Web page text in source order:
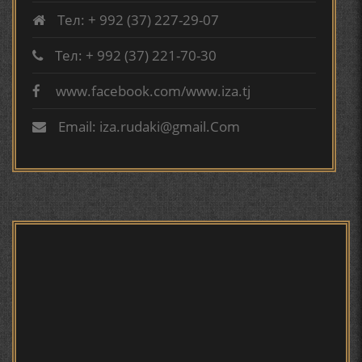
Сайри осорхона - Мирзо
ТАҶАССУМИ ҲАСБИ ҲОЛ ДАР ҒАЗАЛИЁТИ КИРОМИ
БУХОРОӢ УСМОНОВА Г.Ф.
БЕРУНӢ ВА НАВРӮЗИ АҶАМ
БЕРУНӢ ВА ЁДКАРДИ ҶАШНИ САДА
Тел: + 992 (37) 227-29-07
Тел: + 992 (37) 221-70-30
www.facebook.com/www.iza.tj
Email: iza.rudaki@gmail.Com